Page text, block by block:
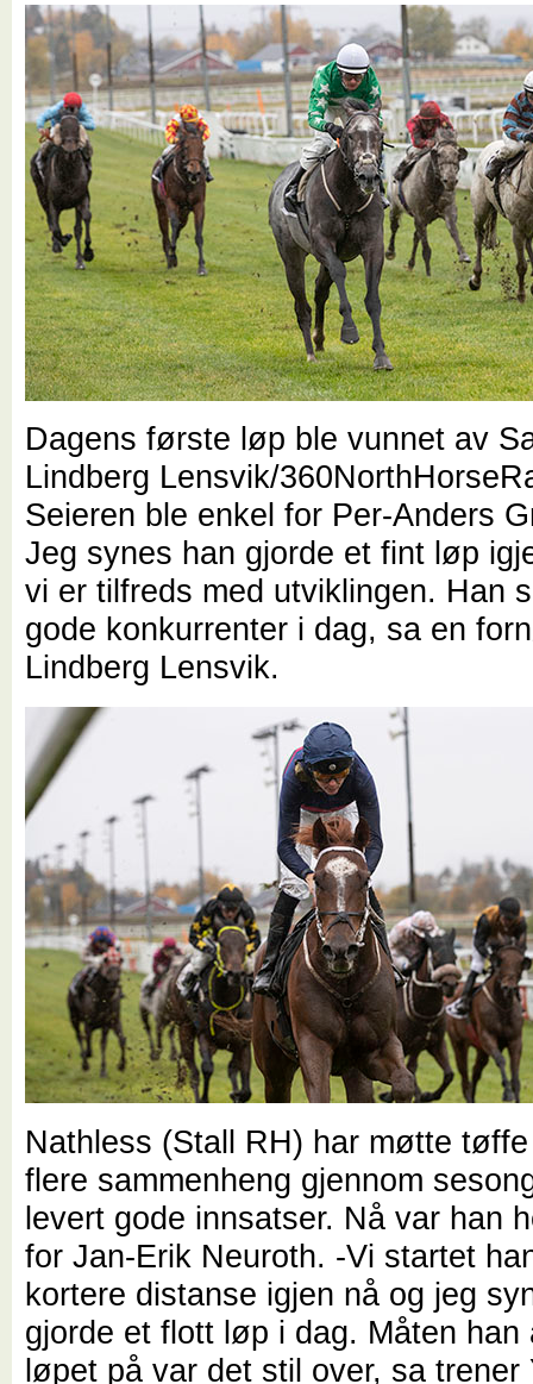
Dagens første løp ble vunnet av
Lindberg Lensvik/
Seieren ble enkel for Per-Anders
Jeg synes han gjorde et fint løp
vi er tilfreds med utviklingen. Han
gode konkurrenter i dag, sa en
Lindberg Lensvik.
Nathless (Stall RH) har møtte
flere sammenheng gjennom
levert gode innsatser. Nå var han
for Jan-Erik Neuroth. -Vi startet
kortere distanse igjen nå og jeg
gjorde et flott løp i dag. Måten han
løpet på var det stil over, sa trener